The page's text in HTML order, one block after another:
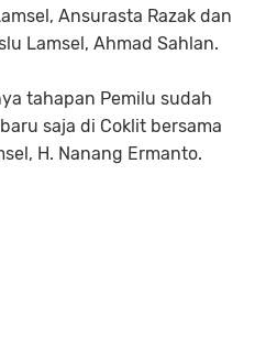
Ansurasta Razak dan
Lamsel, Ahmad Sahlan.
tahapan Pemilu sudah
saja di Coklit bersama
H. Nanang Ermanto.